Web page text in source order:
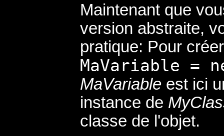
Maintenant que
version abstraite,
pratique: Pour
MaVariable =
MaVariable est ici
instance de
classe de l'objet.